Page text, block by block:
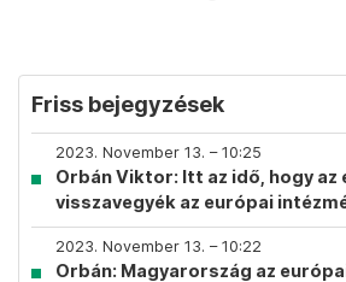
Friss bejegyzések
2023. November 13. – 10:25
Orbán Viktor: Itt az idő, hogy az
visszavegyék az európai
2023. November 13. – 10:22
Orbán: Magyarország az